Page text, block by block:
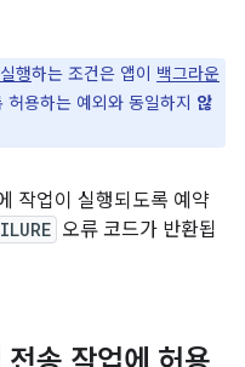
행하는 조건은 앱이 백그라운
허용하는 예외와 동일하지 않
작업이 실행되도록 예약
오류 코드가 반환됩